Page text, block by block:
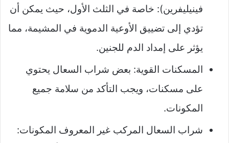
فينيليفرين): خاصة في الثلث الأول، حيث يمكن أن
تؤدي إلى تضييق الأوعية الدموية في المشيمة، مما
يؤثر على إمداد الدم للجنين.
المسكنات القوية: بعض شراب السعال يحتوي
على مسكنات، ويجب التأكد من سلامة جميع
المكونات.
شراب السعال المركب غير المعروف المكونات: